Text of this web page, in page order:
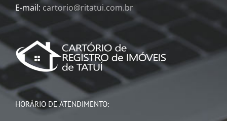
E-mail: cartorio@ritatui.com.br
HORÁRIO DE ATENDIMENTO: